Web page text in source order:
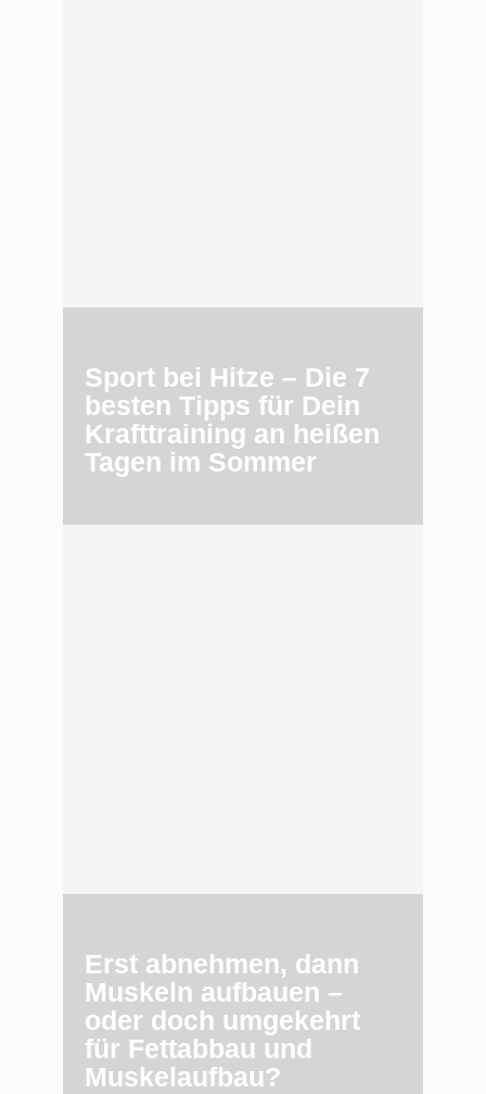
Sport bei Hitze – Die 7
besten Tipps für Dein
Krafttraining an heißen
Tagen im Sommer
Erst abnehmen, dann
Muskeln aufbauen –
oder doch umgekehrt
für Fettabbau und
Muskelaufbau?